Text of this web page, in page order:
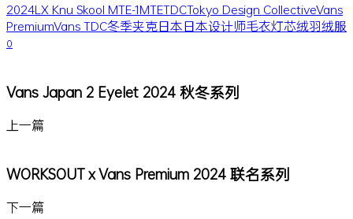
2024LX Knu Skool MTE-1MTETDCTokyo Design CollectiveVans
PremiumVans TDC冬季夹克日本日本设计师毛衣灯芯绒羽绒服
0
Vans Japan 2 Eyelet 2024 秋冬系列
上一篇
WORKSOUT x Vans Premium 2024 联名系列
下一篇